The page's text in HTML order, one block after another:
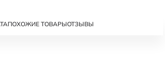
ПОХОЖИЕ ТОВАРЫОТЗЫВЫ